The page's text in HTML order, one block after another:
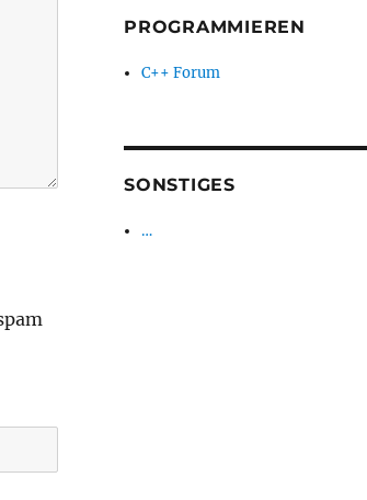
PROGRAMMIEREN
C++ Forum
SONSTIGES
…